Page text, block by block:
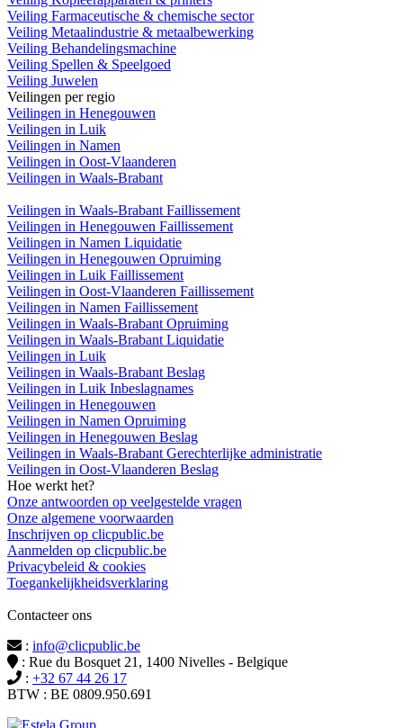
Veiling Farmaceutische & chemische sector
Veiling Metaalindustrie & metaalbewerking
Veiling Behandelingsmachine
Veiling Spellen & Speelgoed
Veiling Juwelen
Veilingen per regio
Veilingen in Henegouwen
Veilingen in Luik
Veilingen in Namen
Veilingen in Oost-Vlaanderen
Veilingen in Waals-Brabant
Veilingen in Waals-Brabant Faillissement
Veilingen in Henegouwen Faillissement
Veilingen in Namen Liquidatie
Veilingen in Henegouwen Opruiming
Veilingen in Luik Faillissement
Veilingen in Oost-Vlaanderen Faillissement
Veilingen in Namen Faillissement
Veilingen in Waals-Brabant Opruiming
Veilingen in Waals-Brabant Liquidatie
Veilingen in Luik
Veilingen in Waals-Brabant Beslag
Veilingen in Luik Inbeslagnames
Veilingen in Henegouwen
Veilingen in Namen Opruiming
Veilingen in Henegouwen Beslag
Veilingen in Waals-Brabant Gerechterlijke administratie
Veilingen in Oost-Vlaanderen Beslag
Hoe werkt het?
Onze antwoorden op veelgestelde vragen
Onze algemene voorwaarden
Inschrijven op clicpublic.be
Aanmelden op clicpublic.be
Privacybeleid & cookies
Toegankelijkheidsverklaring
Contacteer ons
: info@clicpublic.be
: Rue du Bosquet 21, 1400 Nivelles - Belgique
: +32 67 44 26 17
BTW : BE 0809.950.691